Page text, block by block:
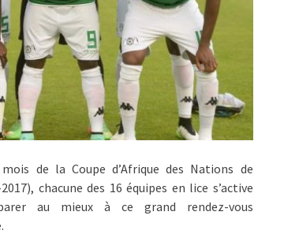
de la Coupe d’Afrique des Nations de
chacune des 16 équipes en lice s’active
au mieux à ce grand rendez-vous